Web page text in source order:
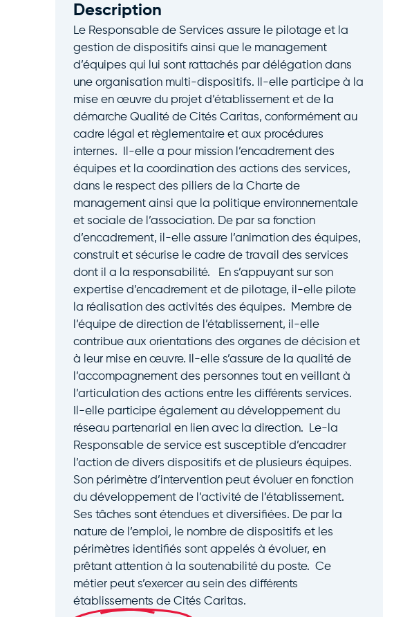
Description
Le Responsable de Services assure le pilotage et la
gestion de dispositifs ainsi que le management
d’équipes qui lui sont rattachés par délégation dans
une organisation multi-dispositifs. Il-elle participe à la
mise en œuvre du projet d’établissement et de la
démarche Qualité de Cités Caritas, conformément au
cadre légal et règlementaire et aux procédures
internes. Il-elle a pour mission l’encadrement des
équipes et la coordination des actions des services,
dans le respect des piliers de la Charte de
management ainsi que la politique environnementale
et sociale de l’association. De par sa fonction
d’encadrement, il-elle assure l’animation des équipes,
construit et sécurise le cadre de travail des services
dont il a la responsabilité. En s’appuyant sur son
expertise d’encadrement et de pilotage, il-elle pilote
la réalisation des activités des équipes. Membre de
l’équipe de direction de l’établissement, il-elle
contribue aux orientations des organes de décision et
à leur mise en œuvre. Il-elle s’assure de la qualité de
l’accompagnement des personnes tout en veillant à
l’articulation des actions entre les différents services.
Il-elle participe également au développement du
réseau partenarial en lien avec la direction. Le-la
Responsable de service est susceptible d’encadrer
l’action de divers dispositifs et de plusieurs équipes.
Son périmètre d’intervention peut évoluer en fonction
du développement de l’activité de l’établissement.
Ses tâches sont étendues et diversifiées. De par la
nature de l’emploi, le nombre de dispositifs et les
périmètres identifiés sont appelés à évoluer, en
prêtant attention à la soutenabilité du poste. Ce
métier peut s’exercer au sein des différents
établissements de Cités Caritas.